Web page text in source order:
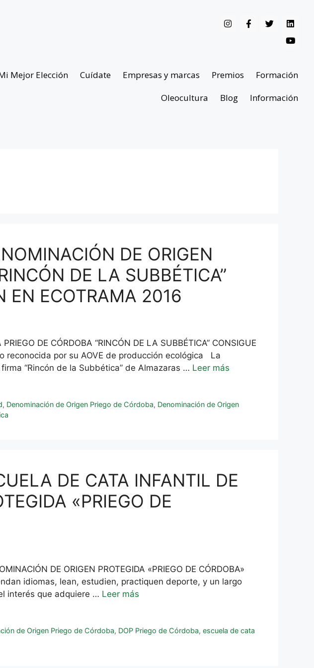
Mejor Elección Cuídate Empresas y marcas Premios
Formación
Oleocultura
Blog Información
DE ORIGEN
DE LA SUBBÉTICA”
EN ECOTRAMA 2016
DE CÓRDOBA “RINCÓN DE LA SUBBÉTICA” CONSIGUE
reconocida por su AOVE de producción ecológica La
“Rincón de la Subbética” de Almazaras … Leer más
, Denominación de Origen Priego de Córdoba, Denominación de Origen
DE CATA INFANTIL DE
«PRIEGO DE
DE ORIGEN PROTEGIDA «PRIEGO DE CÓRDOBA»
idiomas, lean, estudien, practiquen deporte, y un largo
interés que adquiere … Leer más
de Origen Priego de Córdoba, DOP Priego de Córdoba,escuela de cata